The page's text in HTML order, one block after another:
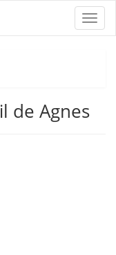
Toggle
de Agnes